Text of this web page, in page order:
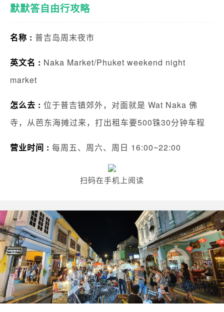
默默答自由行攻略
名称 : 普吉岛周末夜市
英文名 : Naka Market/Phuket weekend night
market
怎么去 : 位于普吉镇郊外，对面就是 Wat Naka 佛
寺，从芭东海摊过来，打出租车要500铢30分钟车程
营业时间 : 每周五、周六、周日 16:00~22:00
扫码在手机上阅读